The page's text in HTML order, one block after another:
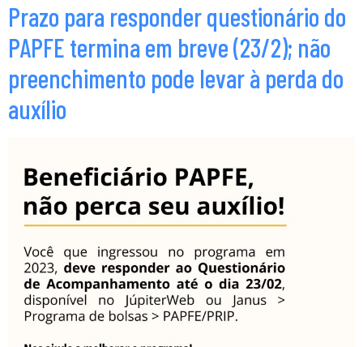
Prazo para responder questionário do
PAPFE termina em breve (23/2); não
preenchimento pode levar à perda do
auxílio